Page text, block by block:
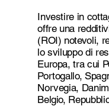
Investire in
offre una
(ROI) notevoli,
lo sviluppo di
Europa, tra cui
Portogallo,
Norvegia,
Belgio,